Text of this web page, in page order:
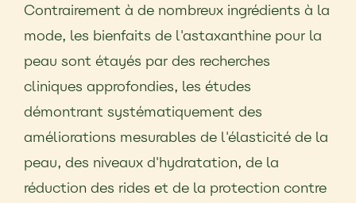
Contrairement à de nombreux ingrédients à la
mode, les bienfaits de l'astaxanthine pour la
peau sont étayés par des recherches
cliniques approfondies, les études
démontrant systématiquement des
améliorations mesurables de l'élasticité de la
peau, des niveaux d'hydratation, de la
réduction des rides et de la protection contre